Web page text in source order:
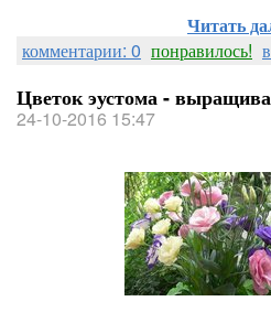
Читать
комментарии: 0 понравилось!
Цветок эустома -
24-10-2016 15:47